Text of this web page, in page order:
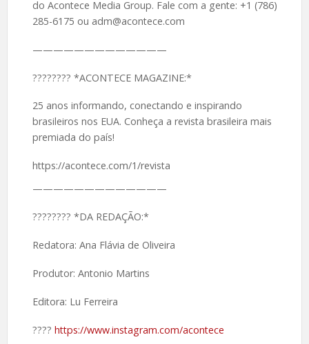
do Acontece Media Group. Fale com a gente: +1 (786)
285-6175 ou adm@acontece.com
—————————————
????️???? *ACONTECE MAGAZINE:*
25 anos informando, conectando e inspirando
brasileiros nos EUA. Conheça a revista brasileira mais
premiada do país!
https://acontece.com/1/revista
—————————————
????️???? *DA REDAÇÃO:*
Redatora: Ana Flávia de Oliveira
Produtor: Antonio Martins
Editora: Lu Ferreira
????️ https://www.instagram.com/acontece